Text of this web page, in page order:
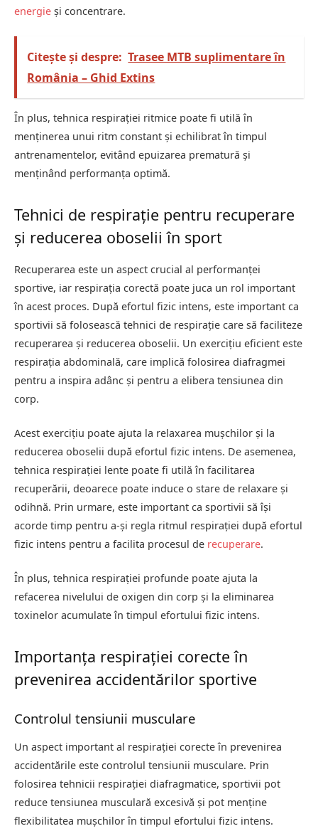
energie și concentrare.
Citește și despre: Trasee MTB suplimentare în
România – Ghid Extins
În plus, tehnica respirației ritmice poate fi utilă în
menținerea unui ritm constant și echilibrat în timpul
antrenamentelor, evitând epuizarea prematură și
menținând performanța optimă.
Tehnici de respirație pentru recuperare
și reducerea oboselii în sport
Recuperarea este un aspect crucial al performanței
sportive, iar respirația corectă poate juca un rol important
în acest proces. După efortul fizic intens, este important ca
sportivii să folosească tehnici de respirație care să faciliteze
recuperarea și reducerea oboselii. Un exercițiu eficient este
respirația abdominală, care implică folosirea diafragmei
pentru a inspira adânc și pentru a elibera tensiunea din
corp.
Acest exercițiu poate ajuta la relaxarea mușchilor și la
reducerea oboselii după efortul fizic intens. De asemenea,
tehnica respirației lente poate fi utilă în facilitarea
recuperării, deoarece poate induce o stare de relaxare și
odihnă. Prin urmare, este important ca sportivii să își
acorde timp pentru a-și regla ritmul respirației după efortul
fizic intens pentru a facilita procesul de recuperare.
În plus, tehnica respirației profunde poate ajuta la
refacerea nivelului de oxigen din corp și la eliminarea
toxinelor acumulate în timpul efortului fizic intens.
Importanța respirației corecte în
prevenirea accidentărilor sportive
Controlul tensiunii musculare
Un aspect important al respirației corecte în prevenirea
accidentările este controlul tensiunii musculare. Prin
folosirea tehnicii respirației diafragmatice, sportivii pot
reduce tensiunea musculară excesivă și pot menține
flexibilitatea mușchilor în timpul efortului fizic intens.